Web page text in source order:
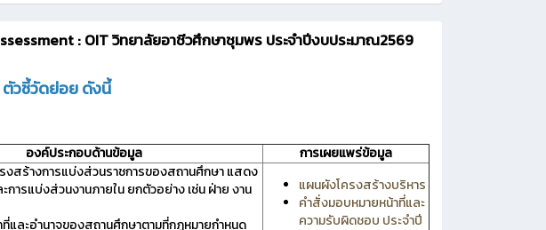
: OIT วิทยาลัยอาชีวศึกษาชุมพร ประจำปีงบประมาณ2569
ตัวชี้วัดย่อย ดังนี้
องค์ประกอบด้านข้อมูล การเผยแพร่ข้อมูล
งสร้างการแบ่งส่วนราชการของสถานศึกษา แสดง
ารแบ่งส่วนงานภายใน ยกตัวอย่าง เช่น ฝ่าย งาน
และอำนาจของสถานศึกษาตามที่กฎหมายกำหนด
แผนผังโครงสร้างบริหาร
คำสั่งมอบหมายหน้าที่และ
ความรับผิดชอบ ประจำปี